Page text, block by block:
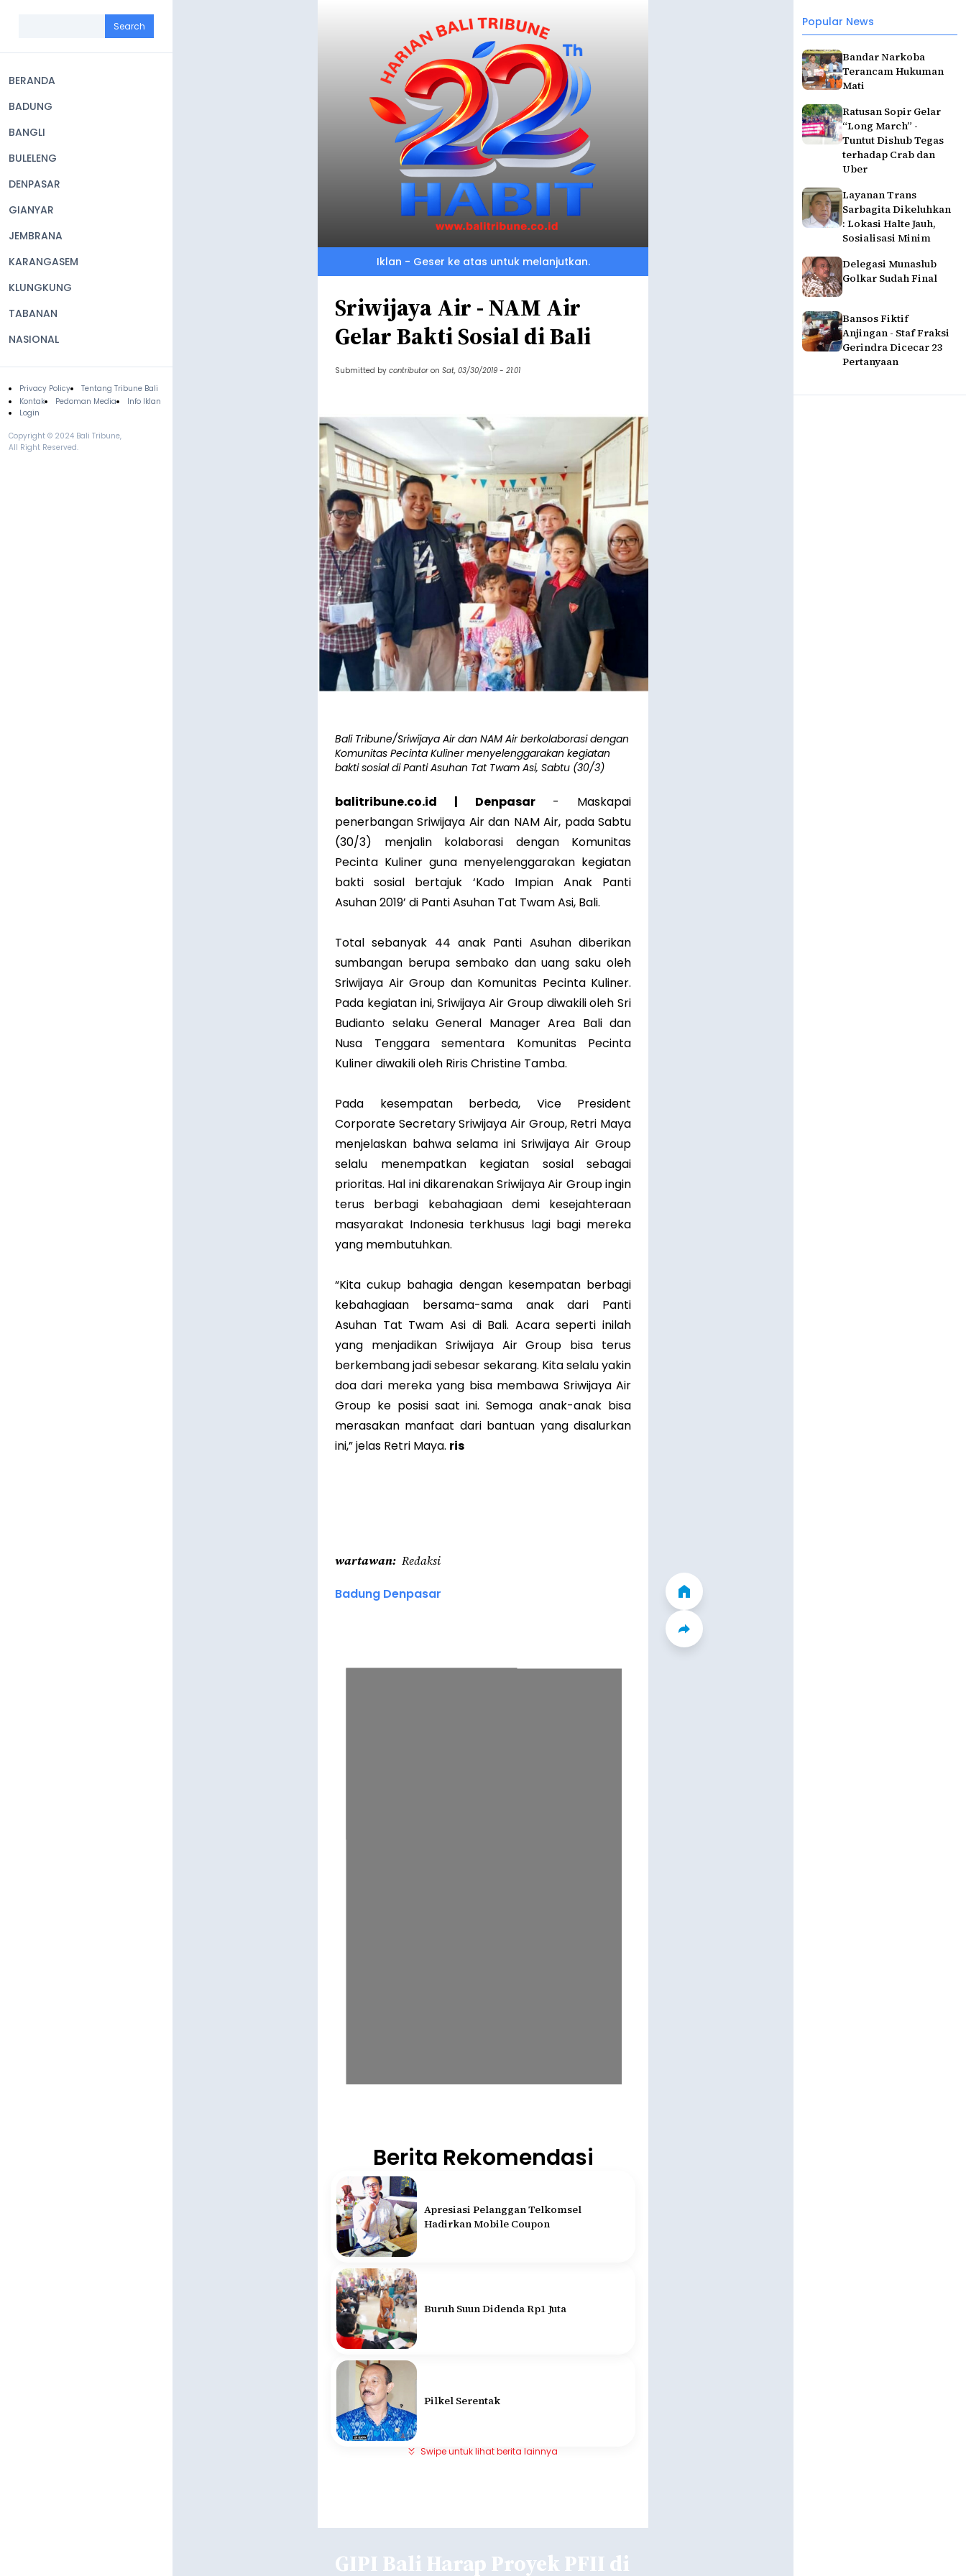
navigation
BERANDA
BADUNG
BANGLI
BULELENG
DENPASAR
GIANYAR
JEMBRANA
KARANGASEM
KLUNGKUNG
TABANAN
NASIONAL
Footer
Privacy Policy
Tentang Tribune Bali
Kontak
Pedoman Media
Info Iklan
Login
Copyright © 2024 Bali Tribune,
All Right Reserved.
Popular News
Bandar Narkoba
Terancam Hukuman
Mati
Ratusan Sopir Gelar
“Long March” -
Tuntut Dishub Tegas
terhadap Crab dan
Uber
Layanan Trans
Sarbagita Dikeluhkan
: Lokasi Halte Jauh,
Sosialisasi Minim
Delegasi Munaslub
Golkar Sudah Final
Bansos Fiktif
Anjingan - Staf Fraksi
Gerindra Dicecar 23
Pertanyaan
Iklan - Geser ke atas untuk melanjutkan.
Sriwijaya Air - NAM Air
Gelar Bakti Sosial di Bali
Submitted by contributor on Sat, 03/30/2019 - 21:01
Bali Tribune/Sriwijaya Air dan NAM Air berkolaborasi dengan
Komunitas Pecinta Kuliner menyelenggarakan kegiatan
bakti sosial di Panti Asuhan Tat Twam Asi, Sabtu (30/3)
balitribune.co.id | Denpasar- Maskapai
penerbangan Sriwijaya Air dan NAM Air, pada Sabtu
(30/3) menjalin kolaborasi dengan Komunitas
Pecinta Kuliner guna menyelenggarakan kegiatan
bakti sosial bertajuk ‘Kado Impian Anak Panti
Asuhan 2019’ di Panti Asuhan Tat Twam Asi, Bali.
Total sebanyak 44 anak Panti Asuhan diberikan
sumbangan berupa sembako dan uang saku oleh
Sriwijaya Air Group dan Komunitas Pecinta Kuliner.
Pada kegiatan ini, Sriwijaya Air Group diwakili oleh Sri
Budianto selaku General Manager Area Bali dan
Nusa Tenggara sementara Komunitas Pecinta
Kuliner diwakili oleh Riris Christine Tamba.
Pada kesempatan berbeda, Vice President
Corporate Secretary Sriwijaya Air Group, Retri Maya
menjelaskan bahwa selama ini Sriwijaya Air Group
selalu menempatkan kegiatan sosial sebagai
prioritas. Hal ini dikarenakan Sriwijaya Air Group ingin
terus berbagi kebahagiaan demi kesejahteraan
masyarakat Indonesia terkhusus lagi bagi mereka
yang membutuhkan.
“Kita cukup bahagia dengan kesempatan berbagi
kebahagiaan bersama-sama anak dari Panti
Asuhan Tat Twam Asi di Bali. Acara seperti inilah
yang menjadikan Sriwijaya Air Group bisa terus
berkembang jadi sebesar sekarang. Kita selalu yakin
doa dari mereka yang bisa membawa Sriwijaya Air
Group ke posisi saat ini. Semoga anak-anak bisa
merasakan manfaat dari bantuan yang disalurkan
ini,” jelas Retri Maya. ris
wartawan Redaksi
Badung Denpasar
Berita Rekomendasi
Apresiasi Pelanggan Telkomsel
Hadirkan Mobile Coupon
Buruh Suun Didenda Rp1 Juta
Pilkel Serentak
Swipe untuk lihat berita lainnya
GIPI Bali Harap Proyek PFII di